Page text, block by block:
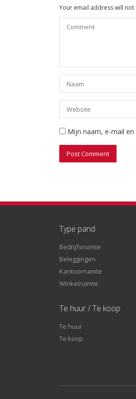
Your email address will
Mijn naam, e-mail
Type pand
Bedrijfsruimte
Beleggingen
Kantoorruimte
Winkelruimte
Te huur / Te koop
Te huur
Te koop